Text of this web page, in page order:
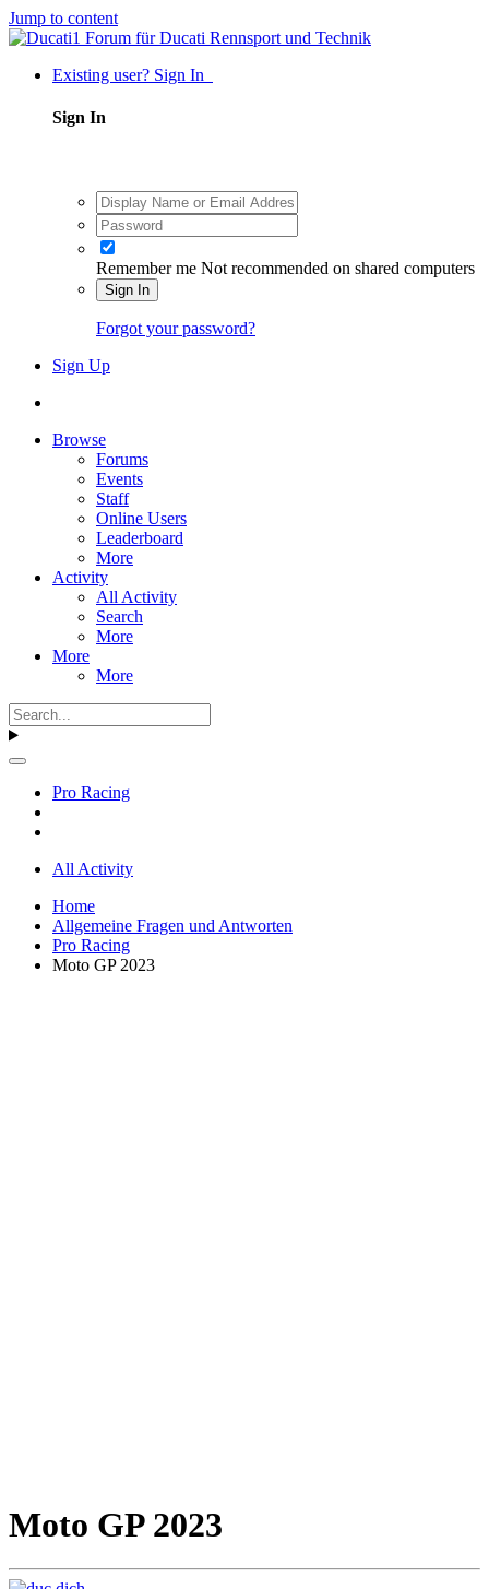
Jump to content
Existing user? Sign In
Sign In
Remember me Not recommended on shared computers
Sign In
Forgot your password?
Sign Up
Browse
Forums
Events
Staff
Online Users
Leaderboard
More
Activity
All Activity
Search
More
More
More
Pro Racing
All Activity
Home
Allgemeine Fragen und Antworten
Pro Racing
Moto GP 2023
Moto GP 2023